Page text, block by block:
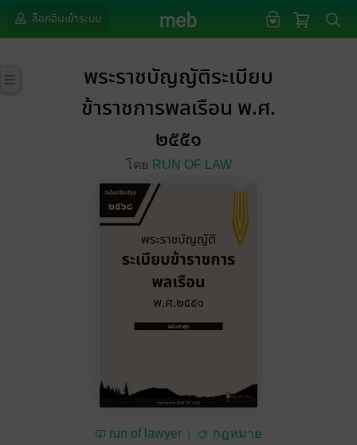
ล็อกอินเข้าระบบ
พระราชบัญญัติระเบียบ
ข้าราชการพลเรือน พ.ศ.
๒๕๕๑
โดย RUN OF LAW
run of lawyer กฎหมาย